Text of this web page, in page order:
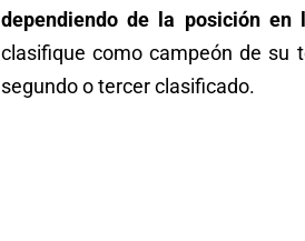
dependiendo de la posición en
clasifique como campeón de su
segundo o tercer clasificado.